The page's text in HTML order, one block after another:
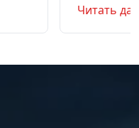
Маршрут на
Читать